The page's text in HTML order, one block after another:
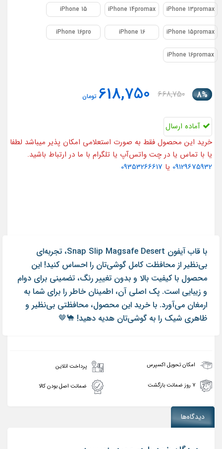
iPhone 13promax
iPhone 14promax
iPhone 15
iPhone 15promax
iPhone 16
iPhone 16pro
iPhone 16promax
8%
668,750
618,750 تومان
آماده ارسال
خرید این محصول فقط به صورت استعلامی امکان پذیر میباشد لطفا
یا با تماس یا در چت واتس‌آپ یا تلگرام با ما در ارتباط باشید.
09129675932 یا 09353266617
با قاب آیفون Snap Slip Magsafe Desert، تجربه‌ای
بی‌نظیر از محافظت کامل گوشی‌تان را احساس کنید! این
محصول با کیفیت بالا و بدون تغییر رنگ، تضمینی برای دوام
و زیبایی است. پک اصلی آن، اطمینان خاطر را برای شما به
ارمغان می‌آورد. با خرید این محصول، محافظتی بی‌نظیر و
ظاهری شیک را به گوشی‌تان هدیه دهید! 🐪🤎
امکان تحویل اکسپرس پرداخت انلاین
۷ روز ضمانت بازگشت ضمانت اصل بودن کالا
دیدگاه‌ها